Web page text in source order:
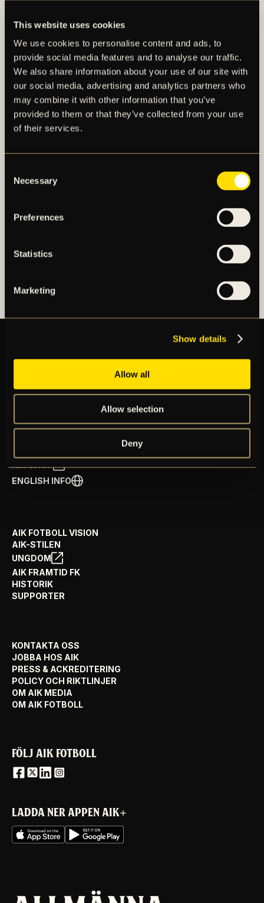
This website uses cookies
We use cookies to personalise content and ads, to
provide social media features and to analyse our traffic.
We also share information about your use of our site with
our social media, advertising and analytics partners who
may combine it with other information that you’ve
provided to them or that they’ve collected from your use
of their services.
Selection
Necessary
Preferences
Statistics
Marketing
Show details
Allow all
Allow selection
Deny
AIK – SEDAN 1891
AIK Fotboll AB bedriver AIK Fotbollsförenings
damlag. Herrlaget spelar i Allsvenskan och damlaget
noterat på NGM Nordic Growth Market Stockholm.
OM AIK FOTBOLL AB
NYHETER
PRENUMERERA PÅ NYHETSBREV
AIK SHOP
ENGLISH INFO
AIK FOTBOLL VISION
AIK-STILEN
UNGDOM
AIK FRAMTID FK
HISTORIK
SUPPORTER
KONTAKTA OSS
JOBBA HOS AIK
PRESS & ACKREDITERING
POLICY OCH RIKTLINJER
OM AIK MEDIA
OM AIK FOTBOLL
FÖLJ AIK FOTBOLL
LADDA NER APPEN AIK+